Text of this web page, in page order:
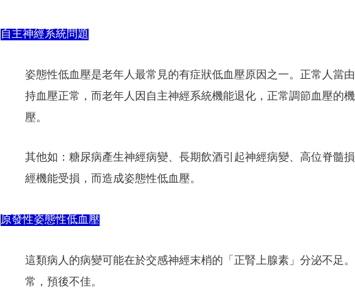
自主神經系統問題
姿態性低血壓是老年人最常見的有症狀低血壓原因之一。正常人當
持血壓正常，而老年人因自主神經系統機能退化，正常調節血壓的
壓。
其他如：糖尿病產生神經病變、長期飲酒引起神經病變、高位脊髓
經機能受損，而造成姿態性低血壓。
原發性姿態性低血壓
這類病人的病變可能在於交感神經末梢的「正腎上腺素」分泌不足
常，預後不佳。